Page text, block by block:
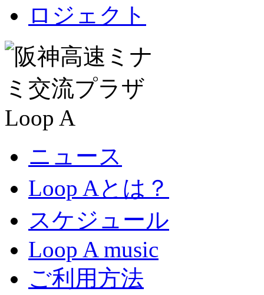
ニュース
Loop Aとは？
スケジュール
Loop A music
ご利用方法